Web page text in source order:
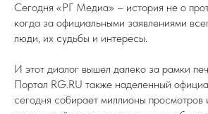
Сегодня «РГ Медиа» – история не о
когда за официальными заявлениями
люди, их судьбы и интересы.
И этот диалог вышел далеко за рамки
Портал RG.RU также наделенный
сегодня собирает миллионы просмотров